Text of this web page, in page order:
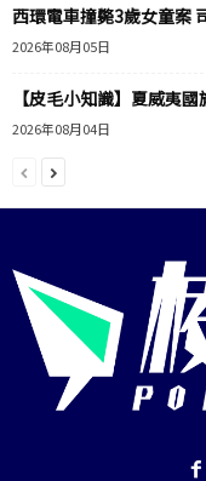
西環電車撞斃3歲女童案
2026年08月05日
【皮毛小知識】夏威夷
2026年08月04日